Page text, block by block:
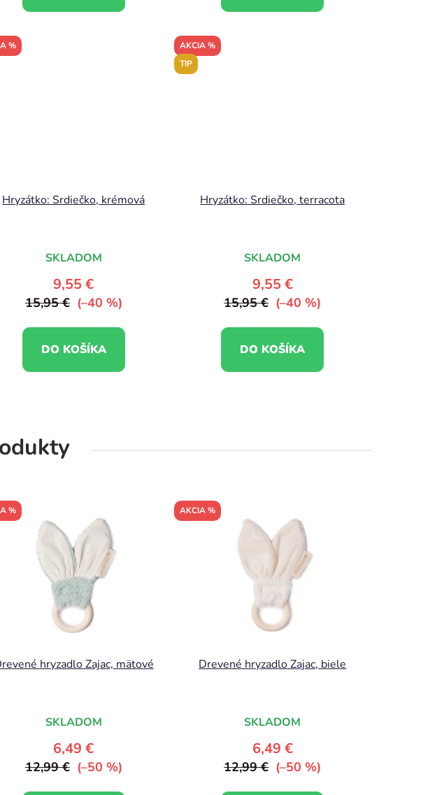
%
Hryzátko: Srdiečko, krémová
SKLADOM
9,55 €
15,95 € (–40 %)
DO KOŠÍKA
AKCIA %
TIP
Hryzátko: Srdiečko, terracota
SKLADOM
9,55 €
15,95 € (–40 %)
DO KOŠÍKA
%
hryzadlo Zajac, mätové
SKLADOM
6,49 €
12,99 € (–50 %)
AKCIA %
Drevené hryzadlo Zajac, biele
SKLADOM
6,49 €
12,99 € (–50 %)